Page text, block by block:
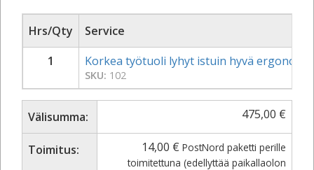
Hrs/Qty
Service
1
Korkea työtuoli lyhyt istuin hyvä
SKU: 102
Välisumma: 475,00 €
Toimitus: 14,00 € PostNord paketti perille
toimitettuna (edellyttää paikallaolon